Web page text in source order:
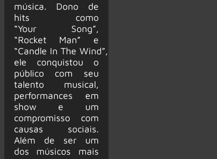
música. Dono de
hits como
“Your Song”,
“Rocket Man” e
“Candle In The Wind”,
ele conquistou o
público com seu
talento musical,
performances em
show e um
compromisso com
causas sociais.
Além de ser um
dos músicos mais